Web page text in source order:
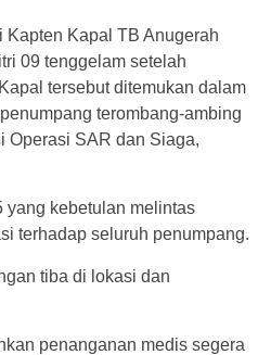
Kapten Kapal TB Anugerah
09 tenggelam setelah
tersebut ditemukan dalam
terombang-ambing
Operasi SAR dan Siaga,
yang kebetulan melintas
terhadap seluruh penumpang.
tiba di lokasi dan
penanganan medis segera